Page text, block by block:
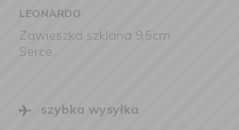
LEONARDO
Zawieszka szklana 9,5cm
Serce
szybka wysyłka